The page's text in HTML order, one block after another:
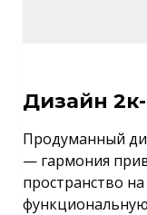
Дизайн
Продуманный
— гармония
пространство